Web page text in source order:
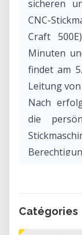
sicheren
CNC-
Craft
Minuten
findet am
Leitung
Nach
die
zweiter
Catégories